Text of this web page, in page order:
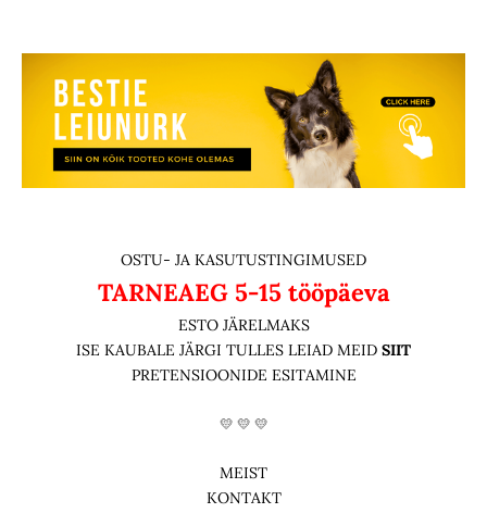
OSTU- JA KASUTUSTINGIMUSED
TARNEAEG 5-15 tööpäeva
ESTO JÄRELMAKS
ISE KAUBALE JÄRGI TULLES LEIAD MEID SIIT
PRETENSIOONIDE ESITAMINE
💛 💛 💛
MEIST
KONTAKT